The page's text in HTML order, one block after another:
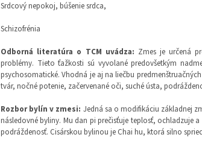
Srdcový nepokoj, búšenie srdca,
Schizofrénia
Odborná literatúra o TCM uvádza: Zmes je určená
problémy. Tieto ťažkosti sú vyvolané predovšetkým
psychosomatické. Vhodná je aj na liečbu
tvár, nočné potenie, začervenané oči, suché ústa,
Rozbor bylín v zmesi: Jedná sa o modifikáciu základnej
následovné byliny. Mu dan pi prečisťuje teplosť, ochladzuje
podráždenosť. Cisárskou bylinou je Chai hu, ktorá silno